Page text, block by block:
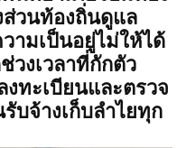
ส่วนท้องถิ่นดูแล
ามเป็นอยู่ไม่ให้ได้
วงเวลาที่กักตัว
ทะเบียนและตรวจ
บจ้างเก็บลำไยทุก